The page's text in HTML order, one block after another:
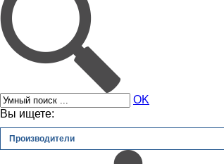
OK
Вы ищете:
Производители